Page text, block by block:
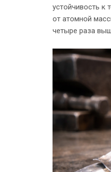
устойчивость к
от атомной
четыре раза